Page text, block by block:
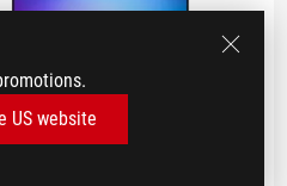
US website